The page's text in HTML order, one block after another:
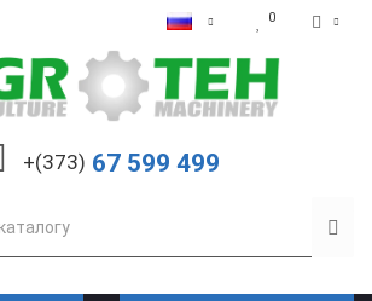
0
+(373) 67 599 499